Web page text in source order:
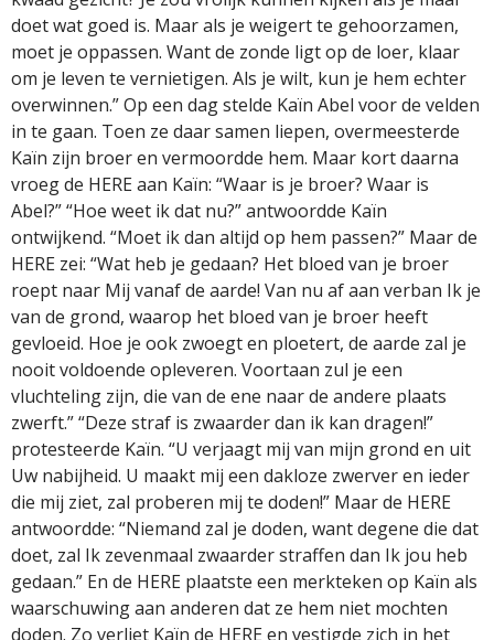
doet wat goed is. Maar als je weigert te gehoorzamen,
moet je oppassen. Want de zonde ligt op de loer, klaar
om je leven te vernietigen. Als je wilt, kun je hem echter
overwinnen.” Op een dag stelde Kaïn Abel voor de velden
in te gaan. Toen ze daar samen liepen, overmeesterde
Kaïn zijn broer en vermoordde hem. Maar kort daarna
vroeg de HERE aan Kaïn: “Waar is je broer? Waar is
Abel?” “Hoe weet ik dat nu?” antwoordde Kaïn
ontwijkend. “Moet ik dan altijd op hem passen?” Maar de
HERE zei: “Wat heb je gedaan? Het bloed van je broer
roept naar Mij vanaf de aarde! Van nu af aan verban Ik je
van de grond, waarop het bloed van je broer heeft
gevloeid. Hoe je ook zwoegt en ploetert, de aarde zal je
nooit voldoende opleveren. Voortaan zul je een
vluchteling zijn, die van de ene naar de andere plaats
zwerft.” “Deze straf is zwaarder dan ik kan dragen!”
protesteerde Kaïn. “U verjaagt mij van mijn grond en uit
Uw nabijheid. U maakt mij een dakloze zwerver en ieder
die mij ziet, zal proberen mij te doden!” Maar de HERE
antwoordde: “Niemand zal je doden, want degene die dat
doet, zal Ik zevenmaal zwaarder straffen dan Ik jou heb
gedaan.” En de HERE plaatste een merkteken op Kaïn als
waarschuwing aan anderen dat ze hem niet mochten
doden. Zo verliet Kaïn de HERE en vestigde zich in het